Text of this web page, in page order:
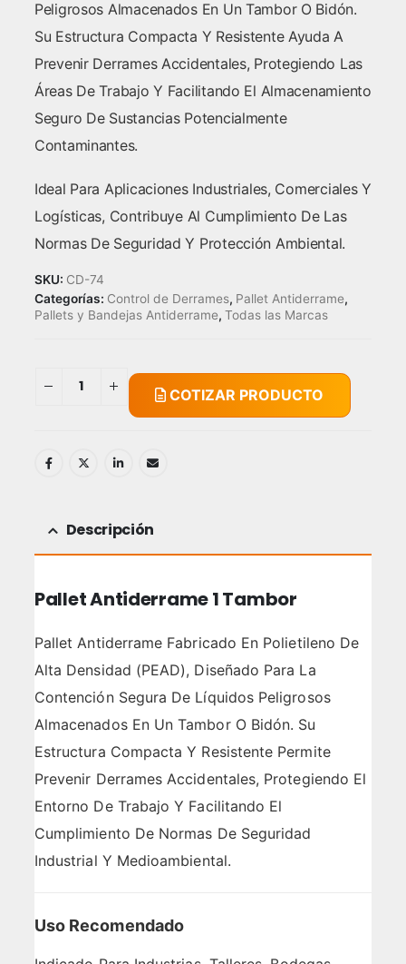
Peligrosos Almacenados En Un Tambor O Bidón.
Su Estructura Compacta Y Resistente Ayuda A
Prevenir Derrames Accidentales, Protegiendo Las
Áreas De Trabajo Y Facilitando El Almacenamiento
Seguro De Sustancias Potencialmente
Contaminantes.
Ideal Para Aplicaciones Industriales, Comerciales Y
Logísticas, Contribuye Al Cumplimiento De Las
Normas De Seguridad Y Protección Ambiental.
SKU: CD-74
Categorías: Control de Derrames, Pallet Antiderrame,
Pallets y Bandejas Antiderrame, Todas las Marcas
COTIZAR PRODUCTO
Descripción
Pallet Antiderrame 1 Tambor
Pallet Antiderrame Fabricado En Polietileno De
Alta Densidad (PEAD), Diseñado Para La
Contención Segura De Líquidos Peligrosos
Almacenados En Un Tambor O Bidón. Su
Estructura Compacta Y Resistente Permite
Prevenir Derrames Accidentales, Protegiendo El
Entorno De Trabajo Y Facilitando El
Cumplimiento De Normas De Seguridad
Industrial Y Medioambiental.
Uso Recomendado